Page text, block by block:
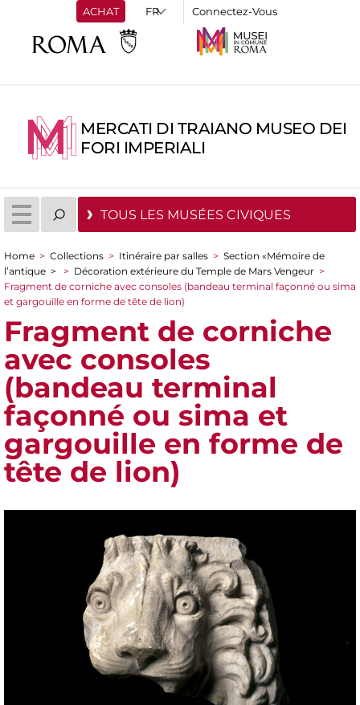
ACHAT Connectez-Vous
MERCATI DI TRAIANO MUSEO DEI
FORI IMPERIALI
TOUS LES MUSÉES CIVIQUES
You are here
Home > Collections > Itinéraire par salles > Section «Mémoire de
l’antique > > Décoration extérieure du Temple de Mars Vengeur >
Fragment de corniche avec consoles (bandeau terminal façonné ou sima
et gargouille en forme de tête de lion)
Fragment de corniche
avec consoles
(bandeau terminal
façonné ou sima et
gargouille en forme de
tête de lion)